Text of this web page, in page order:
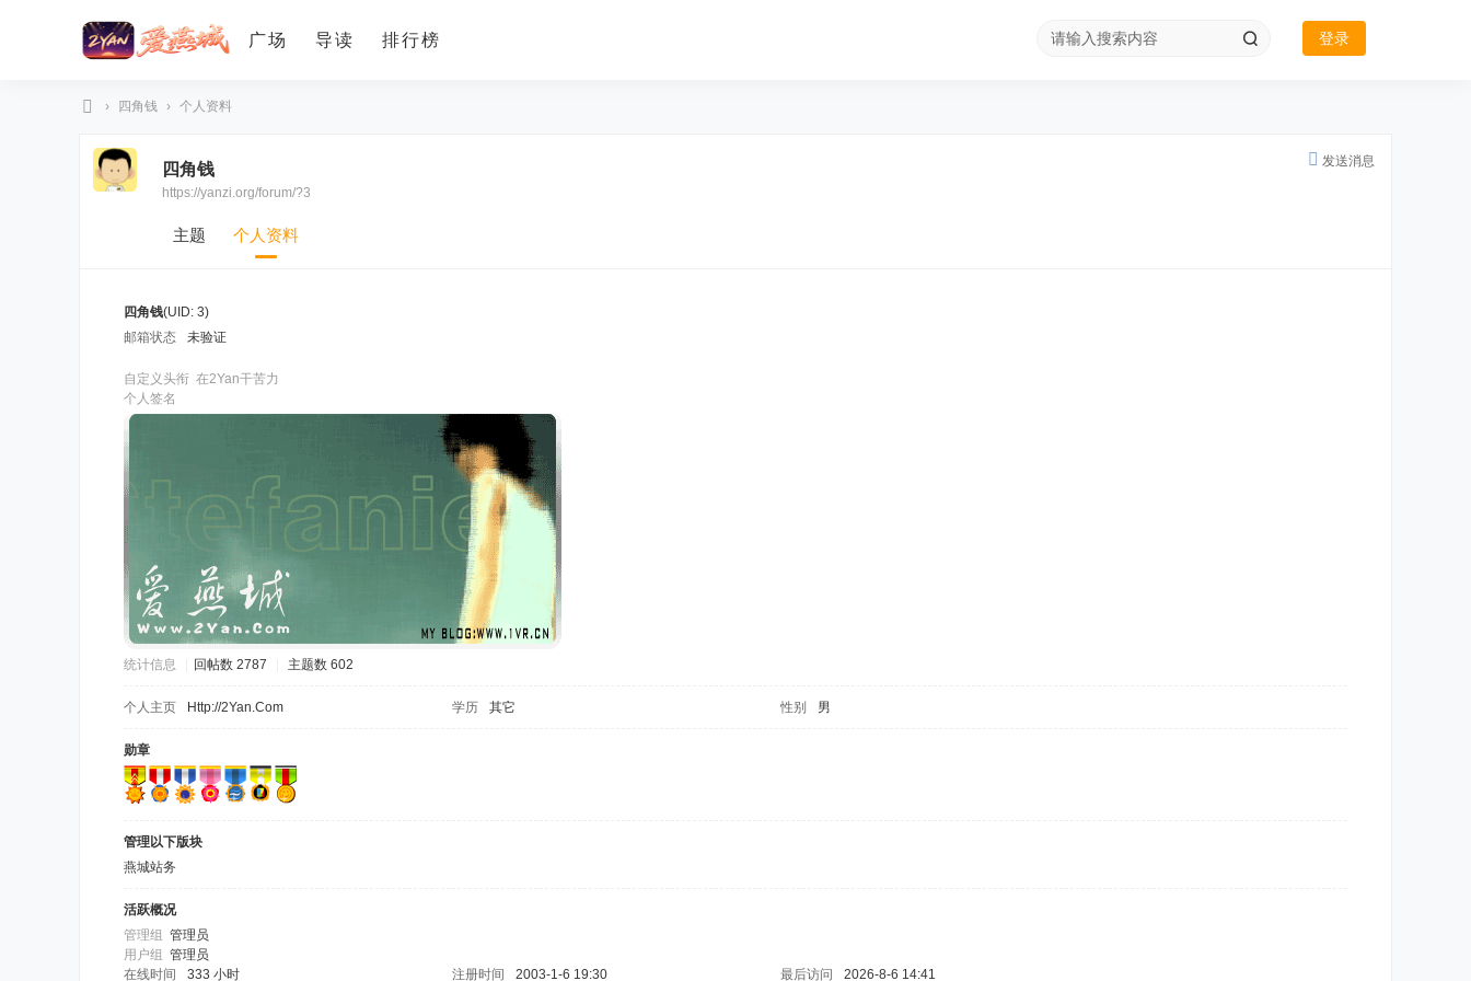
广场 导读 排行榜 登录
燕
› 四角钱 › 个人资料
发送消息
四角钱
https://yanzi.org/forum/?3
主题 个人资料
四角钱(UID: 3)
邮箱状态
未验证
自定义头衔 在2Yan干苦力
个人签名
统计信息 回帖数 2787 主题数 602
个人主页 Http://2Yan.Com 学历 其它 性别 男
勋章
管理以下版块
燕城站务
活跃概况
管理组 管理员
用户组 管理员
在线时间
333 小时 注册时间 2003-1-6 19:30 最后访问 2026-8-6 14:41